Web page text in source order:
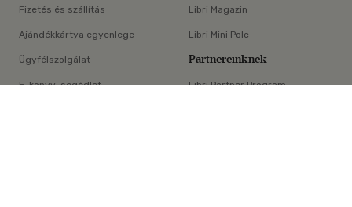
×
Fizetés és szállítás
Ajándékkártya egyenlege
Ügyfélszolgálat
E-könyv-segédlet
Libri Magazin
Libri Mini Polc
Partnereinknek
Libri Partner Program